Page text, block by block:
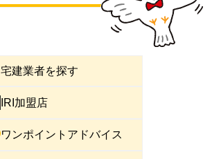
宅建業者を探す
IRI加盟店
ワンポイントアドバイス